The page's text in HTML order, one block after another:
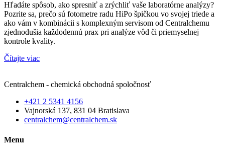
Hľadáte spôsob, ako spresniť a zrýchliť vaše laboratórne analýzy?
Pozrite sa, prečo sú fotometre radu HiPo špičkou vo svojej triede a
ako vám v kombinácii s komplexným servisom od Centralchemu
zjednodušia každodennú prax pri analýze vôd či priemyselnej
kontrole kvality.
Čítajte viac
Centralchem - chemická obchodná spoločnosť
+421 2 5341 4156
Vajnorská 137, 831 04 Bratislava
centralchem@centralchem.sk
Menu